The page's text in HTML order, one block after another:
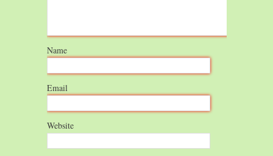
Name
Email
Website